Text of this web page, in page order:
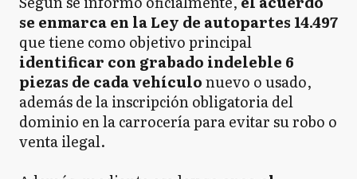
se enmarca en la Ley de autopartes 14.497
que tiene como objetivo principal
identificar con grabado indeleble 6
piezas de cada vehículonuevo o usado,
además de la inscripción obligatoria del
dominio en la carrocería para evitar su robo o
venta ilegal.